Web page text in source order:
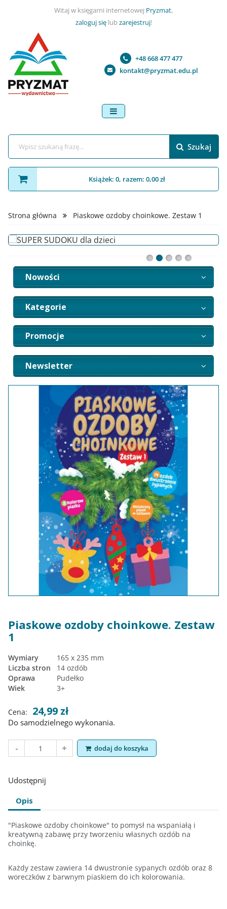
Witaj w księgarni internetowej Pryzmat,
zaloguj sięlub zarejestruj!
+48 668 477 477
kontakt@pryzmat.edu.pl
menu
Szukaj
Książek: 0, razem: 0,00 zł
Strona główna Piaskowe ozdoby choinkowe. Zestaw 1
Nowości
Kategorie
Promocje
Newsletter
Piaskowe ozdoby choinkowe. Zestaw
1
Wymiary
165 x 235 mm
Liczba stron
14 ozdób
Oprawa
Pudełko
Wiek
3+
Cena: 24,99 zł
Do samodzielnego wykonania.
dodaj do koszyka
Udostępnij
Opis
"Piaskowe ozdoby choinkowe" to pomysł na wspaniałą i
kreatywną zabawę przy tworzeniu własnych ozdób na
choinkę.
Każdy zestaw zawiera 14 dwustronie sypanych ozdób oraz 8
woreczków z barwnym piaskiem do ich kolorowania.